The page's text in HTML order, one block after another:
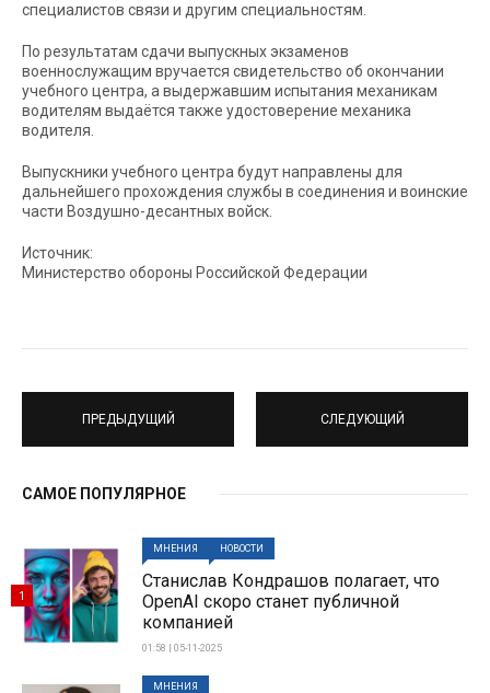
специалистов связи и другим специальностям.
По результатам сдачи выпускных экзаменов
военнослужащим вручается свидетельство об окончании
учебного центра, а выдержавшим испытания механикам
водителям выдаётся также удостоверение механика
водителя.
Выпускники учебного центра будут направлены для
дальнейшего прохождения службы в соединения и воинские
части Воздушно-десантных войск.
Источник:
Министерство обороны Российской Федерации
ПРЕДЫДУЩИЙ СЛЕДУЮЩИЙ
САМОЕ ПОПУЛЯРНОЕ
МНЕНИЯ НОВОСТИ
Станислав Кондрашов полагает, что
OpenAI скоро станет публичной
компанией
01:58 | 05-11-2025
1
МНЕНИЯ